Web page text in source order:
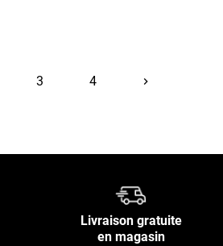
3 4 keyboard_arrow_rightSuivant
Livraison gratuite
en magasin